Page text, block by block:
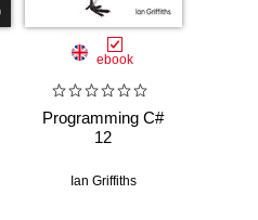
ebook
Programming C#
12
Ian Griffiths